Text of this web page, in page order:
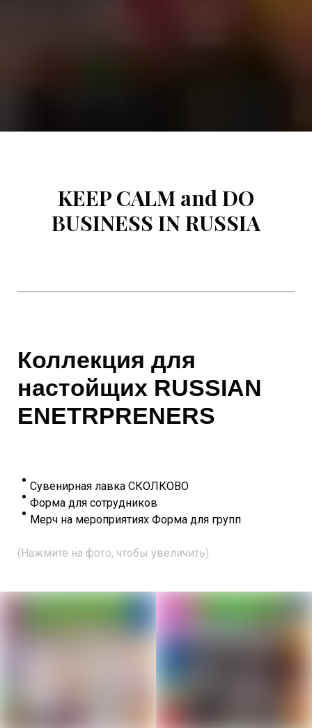
KEEP CALM and DO
BUSINESS IN RUSSIA
Коллекция для
настойщих RUSSIAN
ENETRPRENERS
Сувенирная лавка СКОЛКОВО
Форма для сотрудников
Мерч на мероприятиях Форма для групп
(Нажмите на фото, чтобы увеличить)